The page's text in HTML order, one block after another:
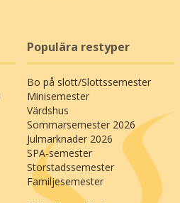
Populära restyper
Bo på slott/Slottssemester
Minisemester
Värdshus
Sommarsemester 2026
Julmarknader 2026
SPA-semester
Storstadssemester
Familjesemester